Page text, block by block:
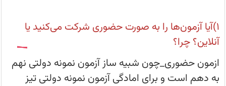
۱)آیا آزمون‌ها را به صورت حضوری شرکت می‌کنید یا
آنلاین؟ چرا؟
ازمون حضوری_چون شبیه ساز آزمون نمونه دولتی نهم
به دهم است و برای امادگی آزمون نمونه دولتی تیز